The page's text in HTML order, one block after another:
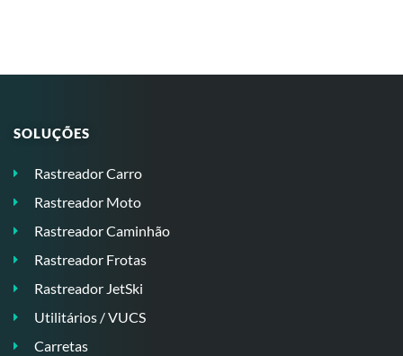
SOLUÇÕES
Rastreador Carro
Rastreador Moto
Rastreador Caminhão
Rastreador Frotas
Rastreador JetSki
Utilitários / VUCS
Carretas